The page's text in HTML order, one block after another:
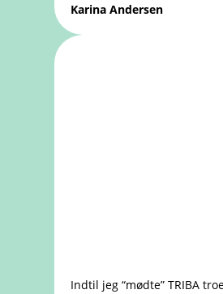
Karina Andersen
Indtil jeg “mødte” TRIBA